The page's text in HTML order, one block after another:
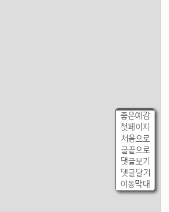
좋은예감
첫페이지
처음으로
글끝으로
댓글보기
댓글달기
이동막대